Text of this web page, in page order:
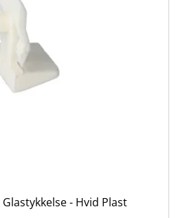
- Hvid Plast